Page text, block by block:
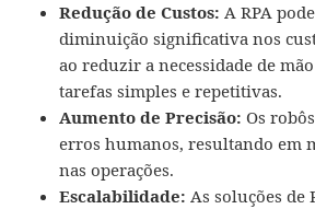
Redução de Custos: A RPA
diminuição significativa nos
ao reduzir a necessidade de
tarefas simples e repetitivas.
Aumento de Precisão: Os
erros humanos, resultando em
nas operações.
Escalabilidade: As soluções de